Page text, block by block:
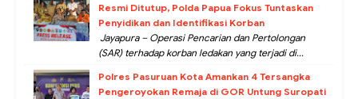
Resmi Ditutup, Polda Papua Fokus Tuntaskan
Penyidikan dan Identifikasi Korban
Jayapura – Operasi Pencarian dan Pertolongan
(SAR) terhadap korban ledakan yang terjadi di...
Polres Pasuruan Kota Amankan 4 Tersangka
Pengeroyokan Remaja di GOR Untung Suropati